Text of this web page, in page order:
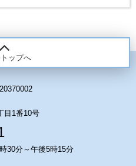
ップへ
目1番10号
30分～午後5時15分